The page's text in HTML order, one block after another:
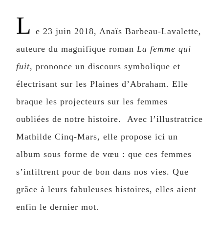
L e 23 juin 2018, Anaïs Barbeau-Lavalette,
auteure du magnifique roman La femme qui
fuit, prononce un discours symbolique et
électrisant sur les Plaines d’Abraham. Elle
braque les projecteurs sur les femmes
oubliées de notre histoire. Avec l’illustratrice
Mathilde Cinq-Mars, elle propose ici un
album sous forme de vœu : que ces femmes
s’infiltrent pour de bon dans nos vies. Que
grâce à leurs fabuleuses histoires, elles aient
enfin le dernier mot.